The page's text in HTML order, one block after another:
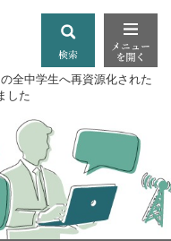
全中学生へ再資源化された
した